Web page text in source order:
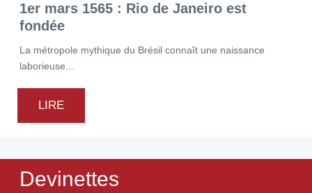
1er mars 1565 : Rio de Janeiro est
fondée
La métropole mythique du Brésil connaît une naissance
laborieuse...
LIRE
Devinettes